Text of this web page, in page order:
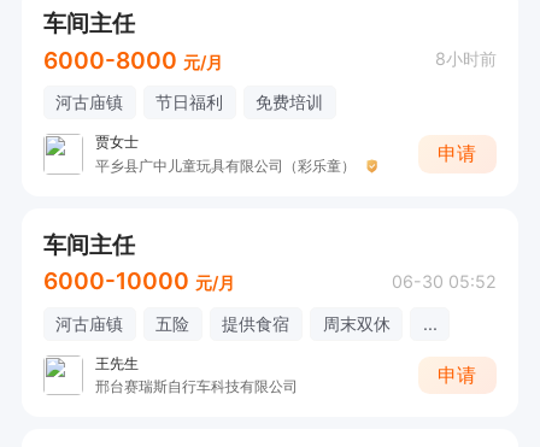
车间主任
6000-8000 元/月 8小时前
河古庙镇 节日福利 免费培训
贾女士
平乡县广中儿童玩具有限公司（彩乐童）
申请
车间主任
6000-10000 元/月 06-30 05:52
河古庙镇 五险 提供食宿 周末双休 ...
王先生
邢台赛瑞斯自行车科技有限公司
申请